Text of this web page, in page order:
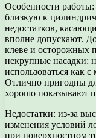
Особенности работы:
близкую к
недостатков,
вполне допускают.
клеве и осторожных
некрупные насадки:
использоваться как
Отлично пригодны
хорошо показывают
Недостатки: из-за
изменения условий
при поверхностном